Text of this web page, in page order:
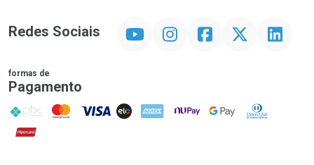
Redes Sociais InstagramFacebookTwitter Linkedin
formas de
Pagamento
PIX MasterCard
VISA ELO AMEX NuPay Google PayDiners Club
Hipercard